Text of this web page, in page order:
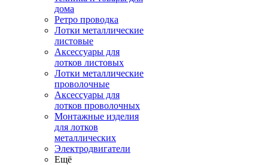
дома
Ретро проводка
Лотки металлические
листовые
Аксессуары для
лотков листовых
Лотки металлические
проволочные
Аксессуары для
лотков проволочных
Монтажные изделия
для лотков
металлических
Электродвигатели
Ещё